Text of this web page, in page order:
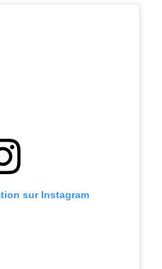
sur Instagram